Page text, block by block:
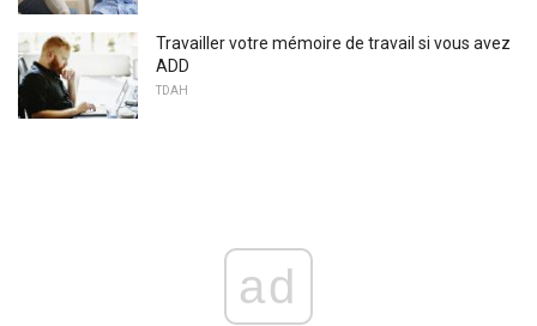
Travailler votre mémoire de travail si vous avez
ADD
TDAH
ad